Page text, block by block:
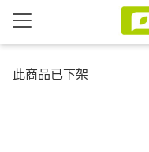
此商品已下架